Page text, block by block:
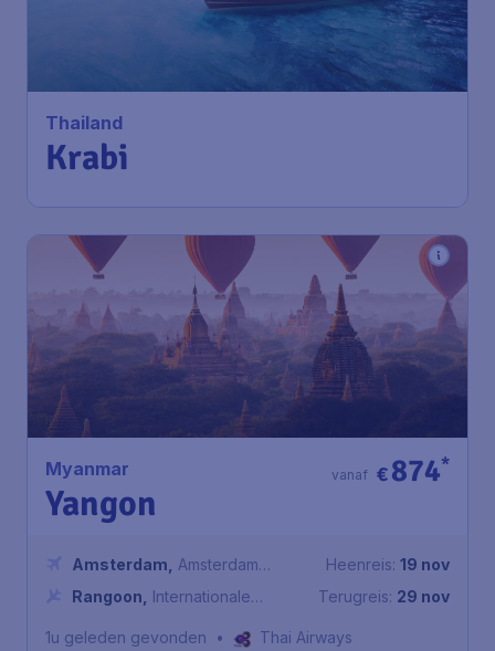
Schiphol
Airport
Myanmar
Yangon
€874*
vanaf
Amsterdam
Amsterdam
Airport Schiphol
Rangoon
Internationale
Heenreis: 19 nov
Terugreis: 29 nov
1u geleden gevonden • Thai Airways